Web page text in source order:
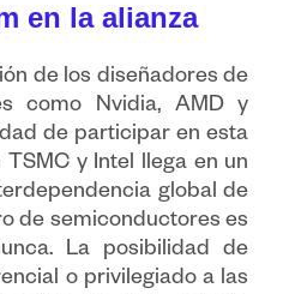
en la alianza
de los diseñadores de
como Nvidia, AMD y
de participar en esta
y Intel llega en un
global de
de semiconductores es
La posibilidad de
o privilegiado a las